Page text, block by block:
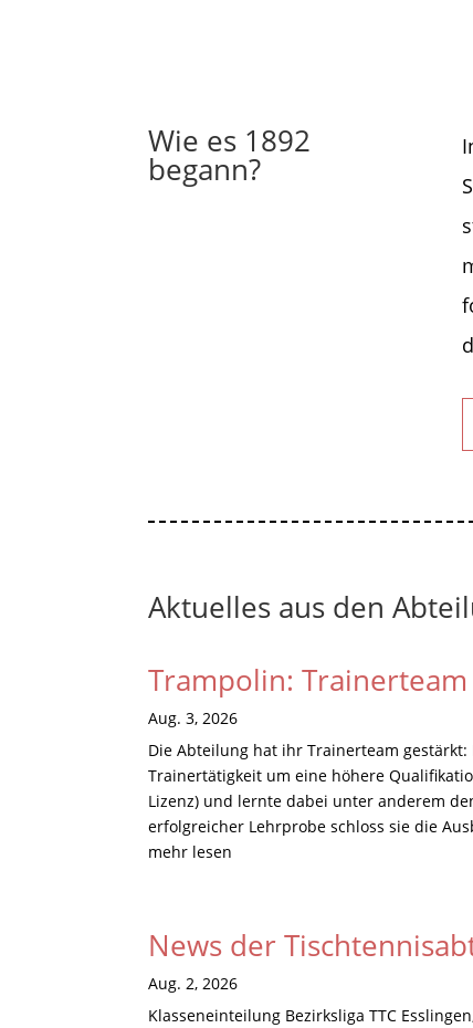
Wie es 1892
begann?
Aktuelles aus den
Trampolin:
Aug. 3, 2026
Die Abteilung hat ihr Trainerteam
Trainertätigkeit um eine höhere
Lizenz) und lernte dabei unter anderem
erfolgreicher Lehrprobe schloss sie die
mehr lesen
News der
Aug. 2, 2026
Klasseneinteilung Bezirksliga TTC